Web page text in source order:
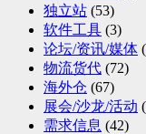
独立站 (53)
软件工具 (3)
论坛/资讯/媒体
物流货代 (72)
海外仓 (67)
展会/沙龙/活动
需求信息 (42)